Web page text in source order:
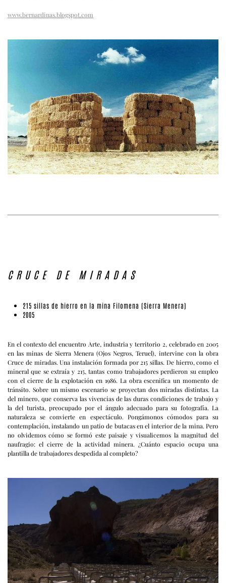
www.bernardinas.blogspot.com
CRUCE DE MIRADAS
215 sillas de hierro en la mina Filomena (Sierra Menera)
2005
En el contexto del encuentro Arte, industria y territorio 2, celebrado en 2005
en las minas de Sierra Menera (Ojos Negros, Teruel), intervine con la obra
Cruce de miradas. Una instalación formada por 215 sillas. De hierro, como el
mineral que se extraía y 215, tantas como trabajadores perdieron su empleo
con el cierre de la explotación en 1986. La obra escenifica un momento de
tránsito. Sobre un mismo escenario se proyectan dos miradas distintas. La
del minero, que conserva las vivencias de las duras condiciones de trabajo y
la del turista, preocupado por el ángulo adecuado para su fotografía. La
naturaleza se convierte en espectáculo. Pongámonos cómodos para su
contemplación, instalando un patio de butacas en el interior de la mina. Pero
no olvidemos cómo se formó este paisaje y visualicemos la magnitud del
naufragio: el cierre de la actividad minera. ¿Cuánto espacio ocupa una
plantilla de trabajadores despedida al completo?